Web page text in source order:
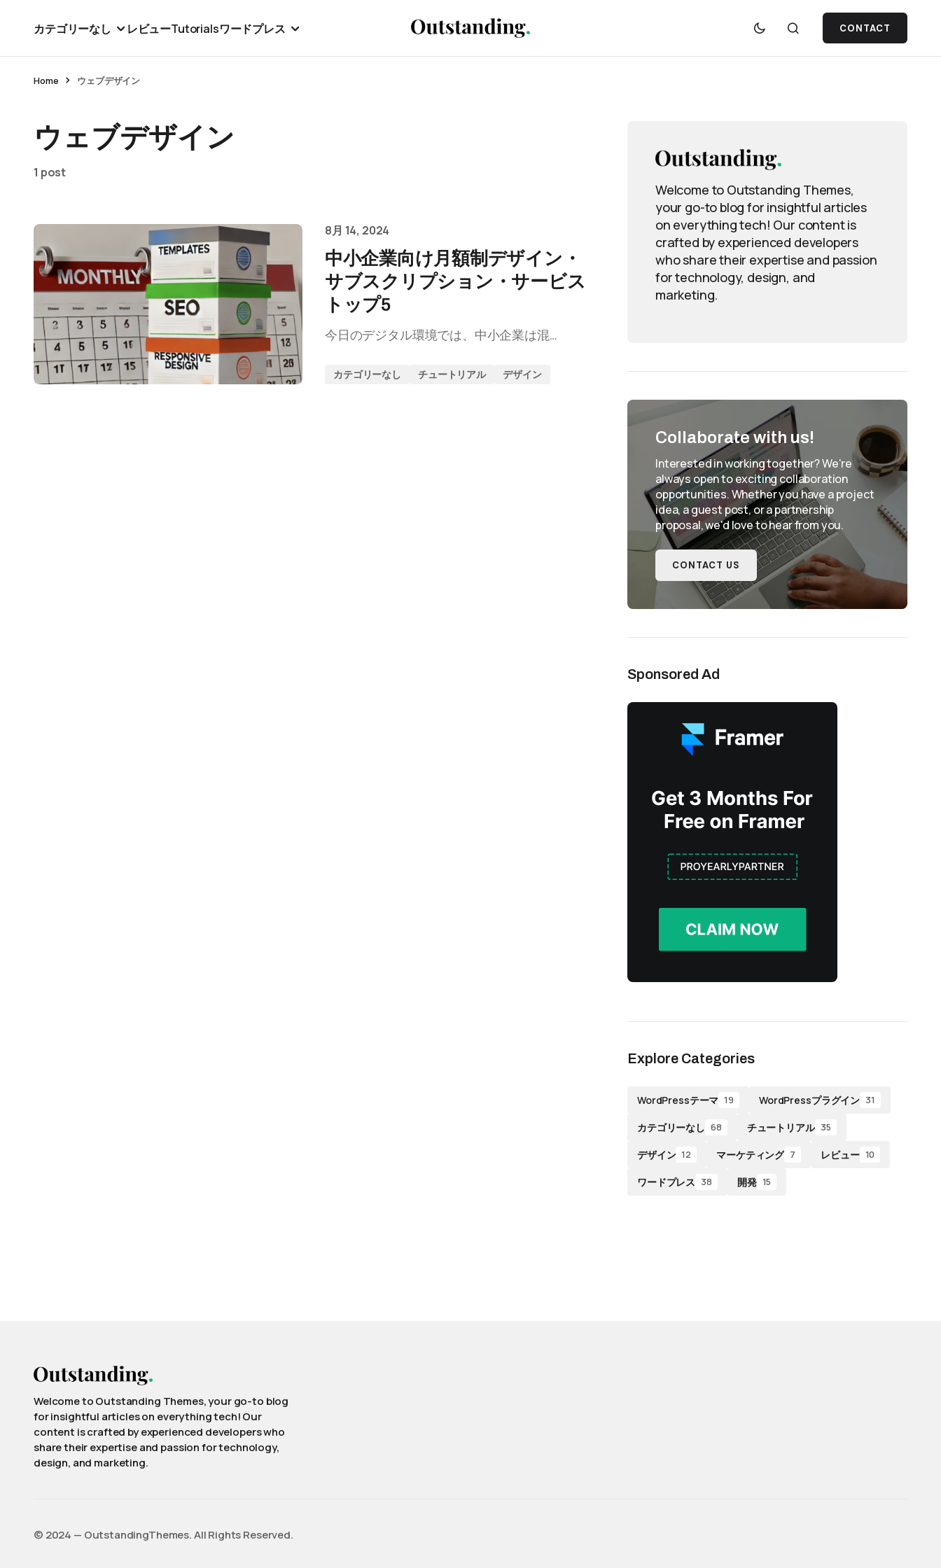
カテゴリーなし レビューTutorialsワードプレス CONTACT
Home ウェブデザイン
ウェブデザイン
1 post
8月 14, 2024
中小企業向け月額制デザイン・
サブスクリプション・サービス
トップ5
今日のデジタル環境では、中小企業は混…
カテゴリーなし チュートリアル デザイン
Welcome to Outstanding Themes,
your go-to blog for insightful articles
on everything tech! Our content is
crafted by experienced developers
who share their expertise and passion
for technology, design, and
marketing.
Collaborate with us!
Interested in working together? We're
always open to exciting collaboration
opportunities. Whether you have a project
idea, a guest post, or a partnership
proposal, we'd love to hear from you.
CONTACT US
Sponsored Ad
Explore Categories
WordPressテーマ 19 WordPressプラグイン 31
カテゴリーなし 68 チュートリアル 35
デザイン 12 マーケティング 7 レビュー 10
ワードプレス 38 開発 15
Welcome to Outstanding Themes, your go-to blog
for insightful articles on everything tech! Our
content is crafted by experienced developers who
share their expertise and passion for technology,
design, and marketing.
©️ 2024 — OutstandingThemes. All Rights Reserved.